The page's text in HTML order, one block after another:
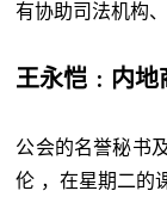
有协助司法机构
王永恺﹕内
公会的名誉秘书
伦 ，在星期二的